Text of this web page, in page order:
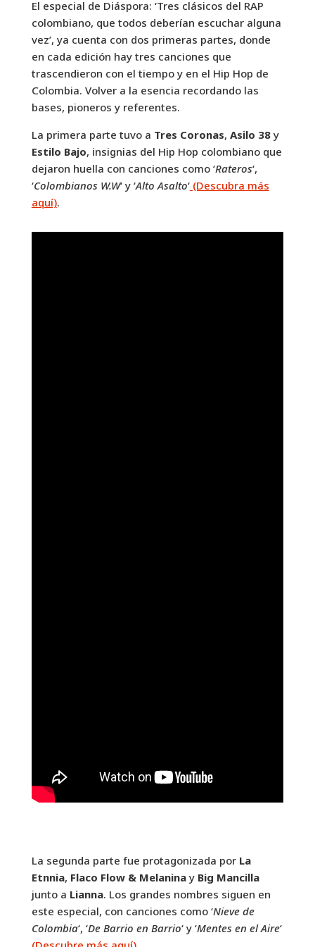
El especial de Diáspora: ‘Tres clásicos del RAP
colombiano, que todos deberían escuchar alguna
vez’, ya cuenta con dos primeras partes, donde
en cada edición hay tres canciones que
trascendieron con el tiempo y en el Hip Hop de
Colombia. Volver a la esencia recordando las
bases, pioneros y referentes.
La primera parte tuvo a Tres Coronas, Asilo 38y
Estilo Bajo, insignias del Hip Hop colombiano que
dejaron huella con canciones como ‘Rateros‘,
‘Colombianos W.W‘ y ‘Alto Asalto‘(Descubra más
aquí).
La segunda parte fue protagonizada porLa
Etnnia, Flaco Flow & Melanina y Big Mancilla
junto a Lianna. Los grandes nombres siguen en
este especial, con canciones como ‘Nieve de
Colombia‘, ‘De Barrio en Barrio‘ y ‘Mentes en el Aire‘